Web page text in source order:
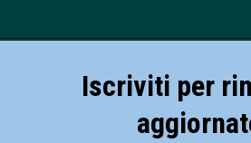
Iscriviti per